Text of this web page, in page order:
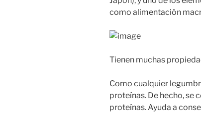
como alimentación
Tienen muchas
Como cualquier
proteínas. De hecho, se
proteínas. Ayuda a